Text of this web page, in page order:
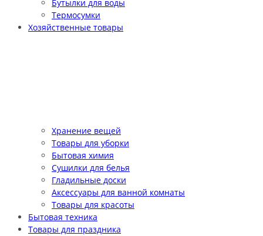
Бутылки для воды
Термосумки
Хозяйственные товары
Хранение вещей
Товары для уборки
Бытовая химия
Сушилки для белья
Гладильные доски
Аксессуары для ванной комнаты
Товары для красоты
Бытовая техника
Товары для праздника